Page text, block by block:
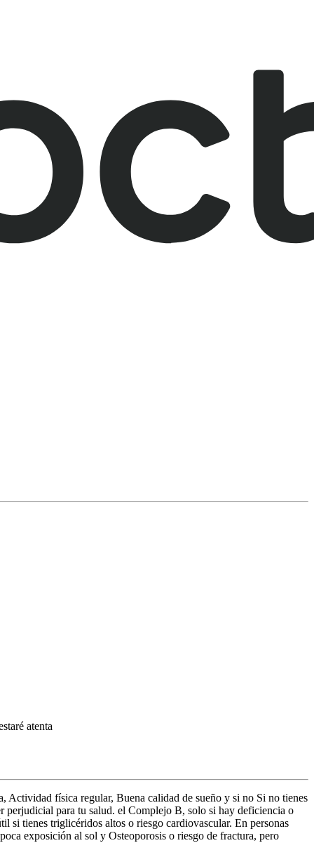
atenta
Actividad física regular, Buena calidad de sueño y si no Si no tienes
perjudicial para tu salud. el Complejo B, solo si hay deficiencia o
si tienes triglicéridos altos o riesgo cardiovascular. En personas
exposición al sol y Osteoporosis o riesgo de fractura, pero